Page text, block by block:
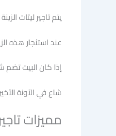
يتم تاجير ليتات
عند استئجار هذه
إذا كان البيت تضم
شاع في الآونة
مميزات